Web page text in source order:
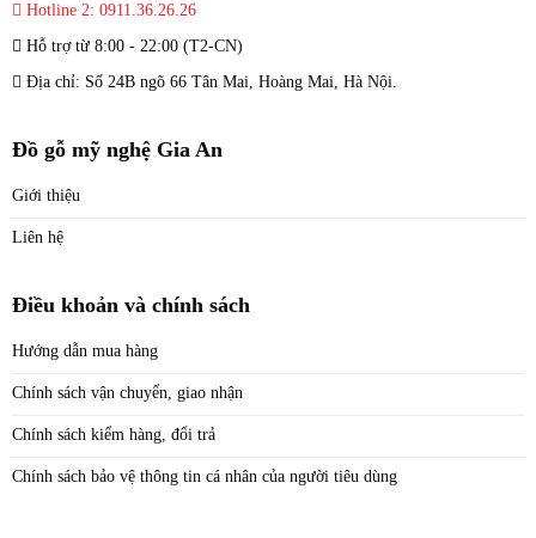
Hotline 2: 0911.36.26.26
Hỗ trợ từ 8:00 - 22:00 (T2-CN)
Địa chỉ: Số 24B ngõ 66 Tân Mai, Hoàng Mai, Hà Nội.
Đồ gỗ mỹ nghệ Gia An
Giới thiệu
Liên hệ
Điều khoản và chính sách
Hướng dẫn mua hàng
Chính sách vận chuyển, giao nhận
Chính sách kiểm hàng, đổi trả
Chính sách bảo vệ thông tin cá nhân của người tiêu dùng